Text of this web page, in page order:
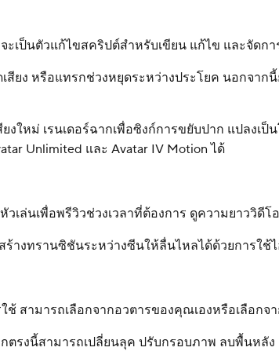
ะเป็นตัวแก้ไขสคริปต์สำหรับเขียน แก้ไข และจั
ง หรือแทรกช่วงหยุดระหว่างประโยค นอกจาก
งใหม่ เรนเดอร์ฉากเพื่อซิงก์การขยับปาก แปลง
Unlimited และ Avatar IV Motion ได้
ล่นเพื่อพรีวิวช่วงเวลาที่ต้องการ ดูความยาววิ
างทรานซิชันระหว่างซีนให้ลื่นไหลได้ด้วยการใช้
สามารถเลือกจากอวตารของคุณเองหรือเลือกจ
ตรงนี้สามารถเปลี่ยนลุค ปรับกรอบภาพ ลบพื้นห